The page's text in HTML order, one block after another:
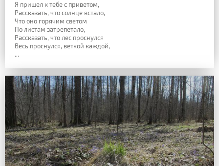
Я пришел к тебе с приветом,
Рассказать, что солнце встало,
Что оно горячим светом
По листам затрепетало,
Рассказать, что лес проснулся
Весь проснулся, веткой каждой,
...